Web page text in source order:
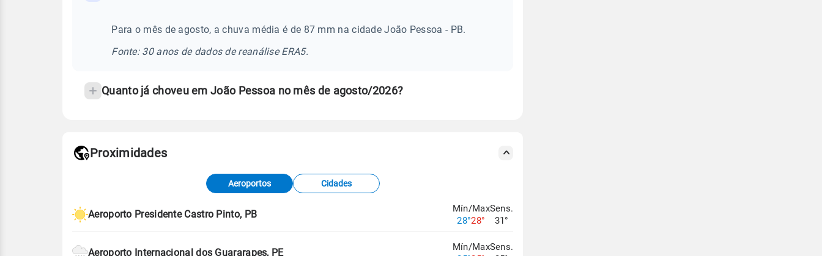
frequentes
temperatura
Para o mês de agosto, a chuva média é de 87 mm na cidade João Pessoa - PB.
Fonte: 30 anos de dados de reanálise ERA5.
Quanto já choveu em João Pessoa no mês de agosto/2026?
de Tempo e Estudos Climáticos (CPTEC).
Proximidades
Aeroportos Cidades
Aeroporto Presidente Castro Pinto, PB
Mín/Max
28°28°
Sens.
31°
Aeroporto Internacional dos Guararapes, PE
Mín/MaxSens.